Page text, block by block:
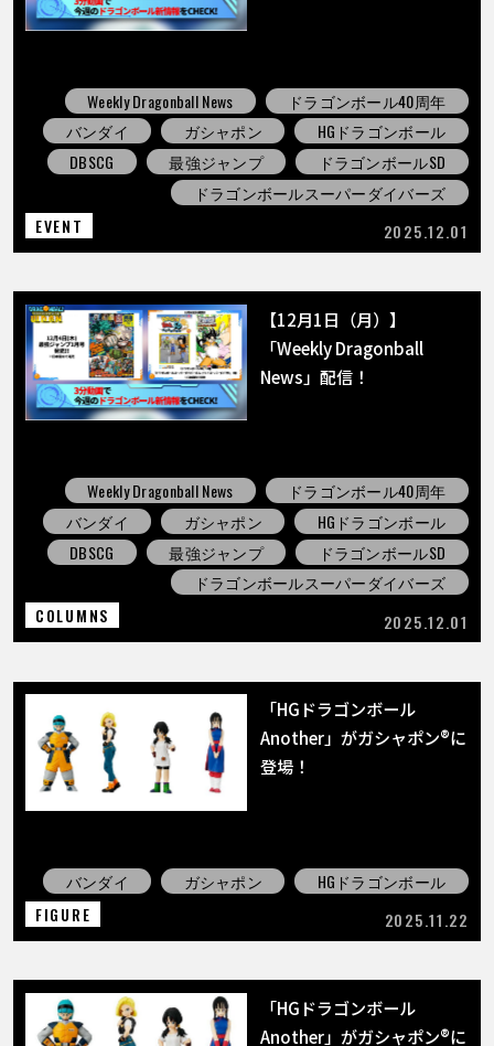
Weekly Dragonball News
ドラゴンボール40周年
バンダイ
ガシャポン
HGドラゴンボール
DBSCG
最強ジャンプ
ドラゴンボールSD
ドラゴンボールスーパーダイバーズ
EVENT
2025.12.01
【12月1日（月）】
「Weekly Dragonball
News」配信！
Weekly Dragonball News
ドラゴンボール40周年
バンダイ
ガシャポン
HGドラゴンボール
DBSCG
最強ジャンプ
ドラゴンボールSD
ドラゴンボールスーパーダイバーズ
COLUMNS
2025.12.01
「HGドラゴンボール
Another」がガシャポン®に
登場！
バンダイ ガシャポン
HGドラゴンボール
FIGURE
2025.11.22
「HGドラゴンボール
Another」がガシャポン®に